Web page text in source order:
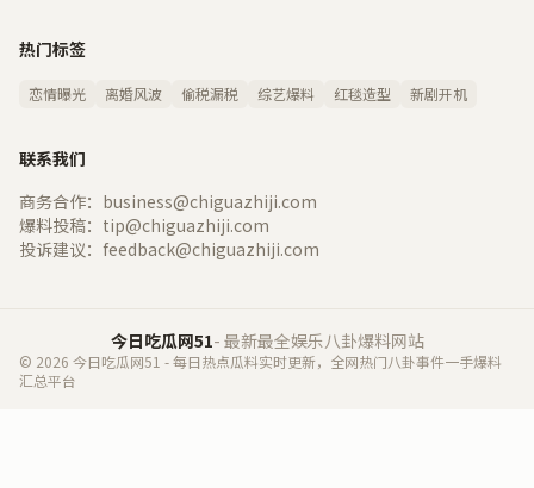
热门标签
恋情曝光 离婚风波 偷税漏税 综艺爆料 红毯造型 新剧开机
联系我们
商务合作：business@chiguazhiji.com
爆料投稿：tip@chiguazhiji.com
投诉建议：feedback@chiguazhiji.com
今日吃瓜网51- 最新最全娱乐八卦爆料网站
© 2026 今日吃瓜网51 - 每日热点瓜料实时更新，全网热门八卦事件一手爆料
汇总平台